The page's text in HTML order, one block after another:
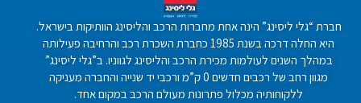
חברת “גלי ליסינג” הינה אחת מחברות הרכב והליסינג הוותיקות בישראל.
היא החלה דרכה בשנת 1985 כחברת השכרת רכב והרחיבה פעילותה
במהלך השנים לעולמות מכירת הרכב והליסינג לגווניו. ב”גלי ליסינג”
מגוון רחב של רכבים חדשים 0 ק”מ ורכבי יד שנייה והחברה מעניקה
ללקוחותיה מכלול פתרונות מעולם הרכב במקום אחד.